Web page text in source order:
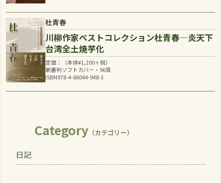
杜青春
川柳作家ベストコレクション杜青春―炎天下
台湾全土焼芋化
定価：（本体¥1,200＋税）
新書判ソフトカバー・96頁
ISBN978-4-86044-948-3
Category（カテゴリー）
日記